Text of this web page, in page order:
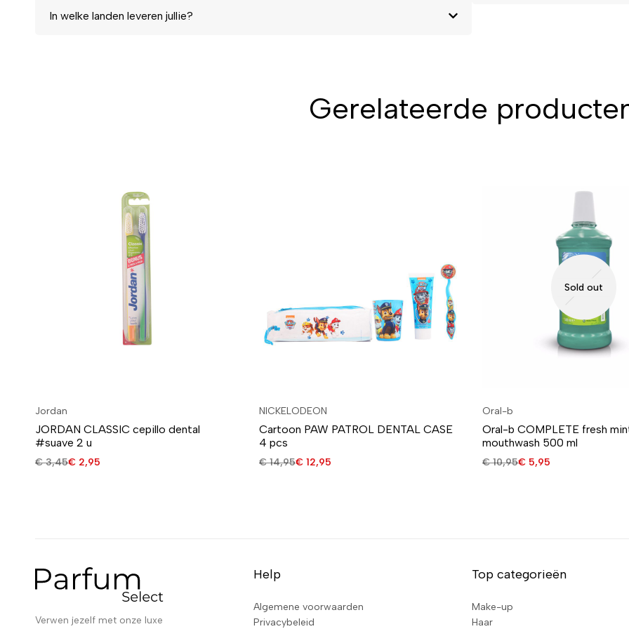
In welke landen leveren jullie?
Gerelateerde
Jordan
JORDAN CLASSIC cepillo dental
#suave 2 u
€3,45€ 2,95
NICKELODEON
Cartoon PAW PATROL DENTAL CASE
4 pcs
€14,95€12,95
Sold out
Oral-b
Oral-b COMPLETE fresh
mouthwash 500 ml
€10,95€ 5,95
Verwen jezelf met onze luxe
Help
Algemene voorwaarden
Privacybeleid
Top categorieën
Make-up
Haar